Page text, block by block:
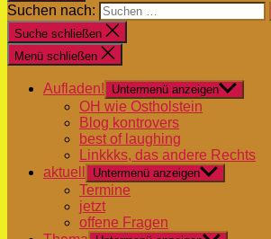
Suchen nach:
Suche schließen
Menü schließen
Aufladen! Untermenü anzeigen
OH wie Ostholstein
Blog kontrovers
best of laughing
Linkkks, das andere Rechts
aktuell
Untermenü anzeigen
Termine
jetzt
offene Fragen